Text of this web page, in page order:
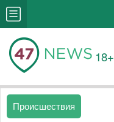
18+
Происшествия